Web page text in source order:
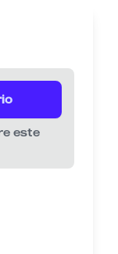
este